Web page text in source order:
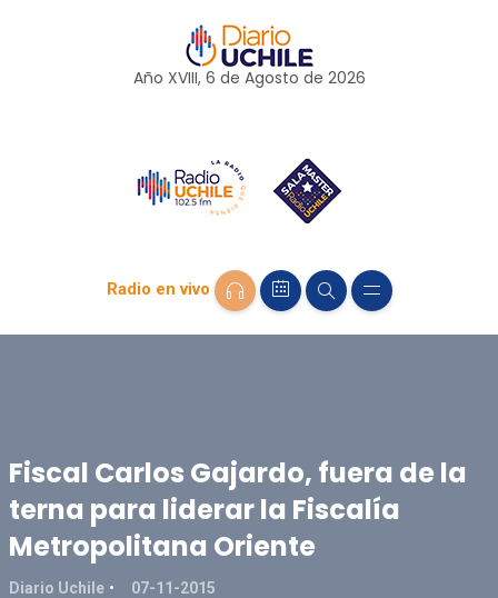
Año XVIII, 6 de Agosto de 2026
Radio en vivo
Fiscal Carlos Gajardo, fuera de la
terna para liderar la Fiscalía
Metropolitana Oriente
Diario Uchile 07-11-2015